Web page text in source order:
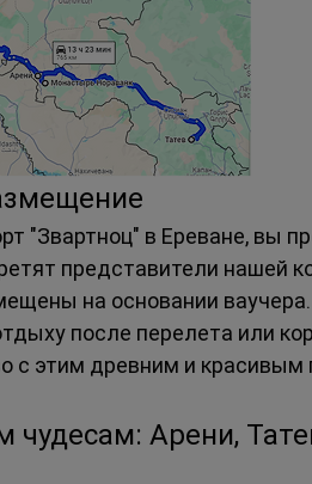
"Звартноц" в Ереване, вы
представители нашей
на основании ваучера.
после перелета или
с этим древним и красивым
Арени,